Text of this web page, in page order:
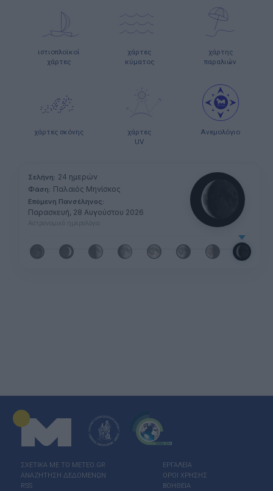
ιστιοπλοϊκοί
χάρτες
χάρτες
κύματος
χάρτης
παραλιών
χάρτες σκόνης
χάρτες
UV
Ανεμολόγιο
Σελήνη: 24 ημερών
Φάση: Παλαιός Μηνίσκος
Επόμενη Πανσέληνος:
Παρασκευή, 28 Αυγούστου 2026
Αστρονομικό ημερολόγιο
ΣΧΕΤΙΚΑ ΜΕ ΤΟ ΜΕΤΕΟ.GR
ΑΝΑΖΗΤΗΣΗ ΔΕΔΟΜΕΝΩΝ
RSS
ΕΡΓΑΛΕΙΑ
ΟΡΟΙ ΧΡΗΣΗΣ
ΒΟΗΘΕΙΑ